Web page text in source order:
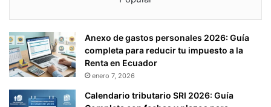
Anexo de gastos personales 2026: Guía
completa para reducir tu impuesto a la
Renta en Ecuador
enero 7, 2026
Calendario tributario SRI 2026: Guía